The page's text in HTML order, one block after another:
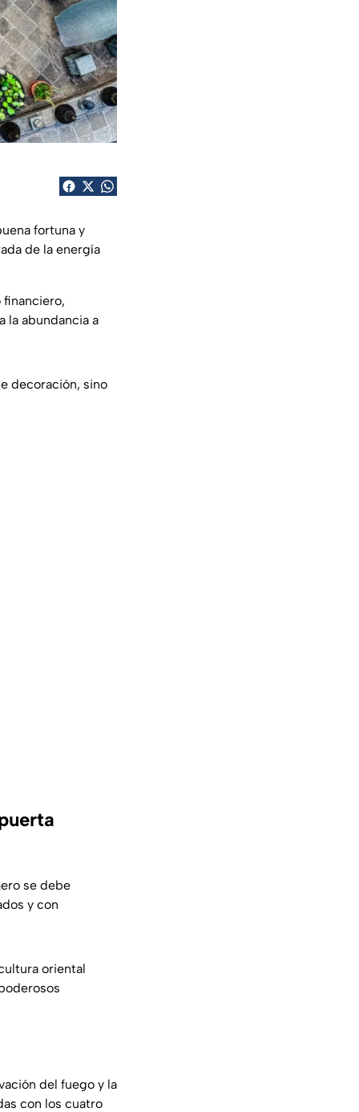
fortuna y
de la energía
la abundancia a
decoración, sino
se debe
y con
oriental
del fuego y la
con los cuatro